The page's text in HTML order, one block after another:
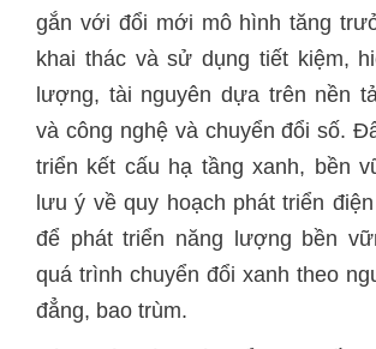
gắn với đổi mới mô hình tăng
khai thác và sử dụng tiết kiệm,
lượng, tài nguyên dựa trên nền
và công nghệ và chuyển đổi số.
triển kết cấu hạ tầng xanh, bền
lưu ý về quy hoạch phát triển
để phát triển năng lượng bền
quá trình chuyển đổi xanh theo
đẳng, bao trùm.